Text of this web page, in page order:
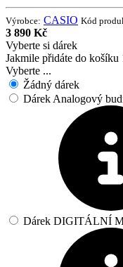
Výrobce: CASIO Kód
3 890 Kč
Vyberte si dárek
Jakmile přidáte do košíku
Vyberte ...
Žádný dárek
Dárek Analogový
Dárek DIGITÁLNÍ